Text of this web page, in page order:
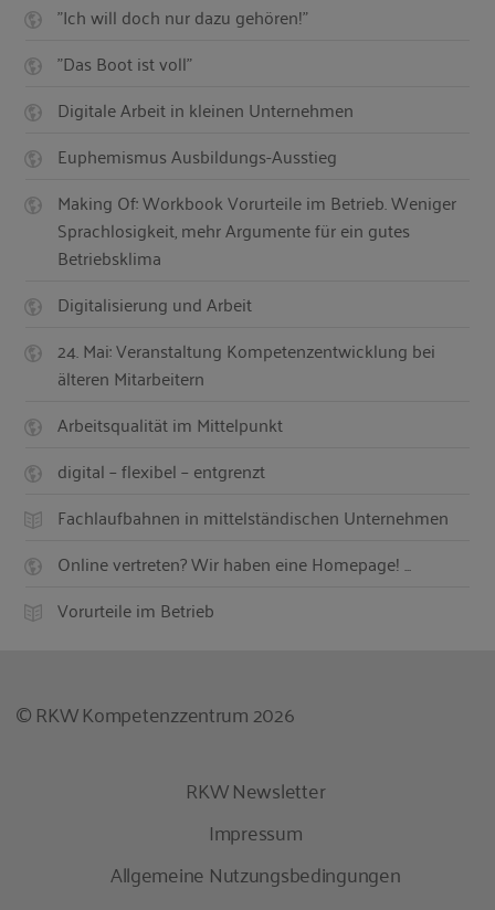
"Ich will doch nur dazu gehören!"
"Das Boot ist voll"
Digitale Arbeit in kleinen Unternehmen
Euphemismus Ausbildungs-Ausstieg
Making Of: Workbook Vorurteile im Betrieb. Weniger
Sprachlosigkeit, mehr Argumente für ein gutes
Betriebsklima
Digitalisierung und Arbeit
24. Mai: Veranstaltung Kompetenzentwicklung bei
älteren Mitarbeitern
Arbeitsqualität im Mittelpunkt
digital – flexibel – entgrenzt
Fachlaufbahnen in mittelständischen Unternehmen
Online vertreten? Wir haben eine Homepage! ...
Vorurteile im Betrieb
© RKW Kompetenzzentrum 2026
RKW Newsletter
Impressum
Allgemeine Nutzungsbedingungen